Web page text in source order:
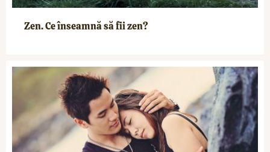
Zen. Ce înseamnă să fii zen?